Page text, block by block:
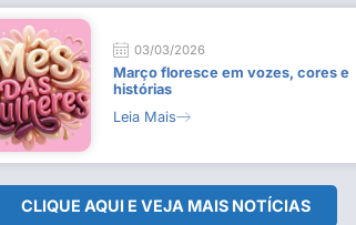
03/03/2026
Março floresce em vozes, cores e
histórias
Leia Mais
CLIQUE AQUI E VEJA MAIS NOTÍCIAS